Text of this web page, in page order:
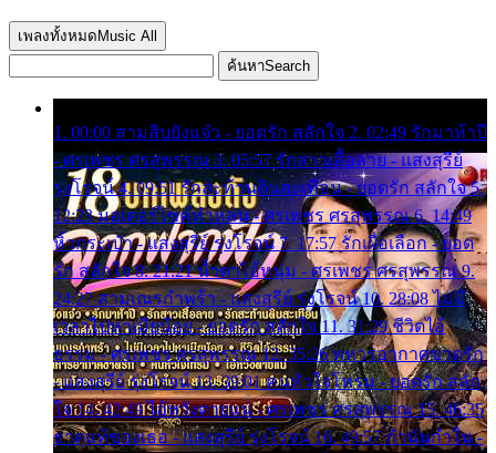
เพลงทั้งหมด Music All
ค้นหาSearch
1. 00:00 สามสิบยังแจ๋ว - ยอดรัก สลักใจ 2. 02:49 รักมาห้าปี
- ศรเพชร ศรสุพรรณ 3. 05:57 รักสาวเสื้อลาย - แสงสุรีย์
รุ่งโรจน์ 4. 09:51 รักสะท้านดินสะเทือน - ยอดรัก สลักใจ 5.
12:23 มอเตอร์ไซค์ทำหล่น - ศรเพชร ศรสุพรรณ 6. 14:49
หิ้วกระเป๋า - แสงสุรีย์ รุ่งโรจน์ 7. 17:57 รักเผื่อเลือก - ยอด
รัก สลักใจ 8. 21:21 น้ำตาไอ้หนุ่ม - ศรเพชร ศรสุพรรณ 9.
24:27 สามเณรกำพร้า - แสงสุรีย์ รุ่งโรจน์ 10. 28:08 ไม่มี
เวลาไปหาเมียน้อย - ยอดรัก สลักใจ 11. 31:29 ชีวิตไอ้
ธรรม - ศรเพชร ศรสุพรรณ 12. 35:26 ทหารอากาศขาดรัก
- แสงสุรีย์ รุ่งโรจน์ 13. 39:01 คนหัวใจโทรม - ยอดรัก สลัก
ใจ 14. 42:49 ไอ้หวังตายแน่ - ศรเพชร ศรสุพรรณ 15. 46:35
ธาตุแท้ของเธอ - แสงสุรีย์ รุ่งโรจน์ 16. 49:57 กำนันกำใน -